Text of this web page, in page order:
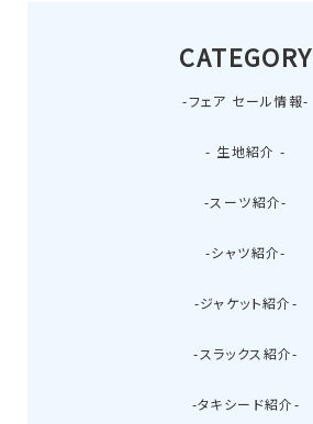
CATEGORY
-フェア セール情報-
- 生地紹介 -
-スーツ紹介-
-シャツ紹介-
-ジャケット紹介-
-スラックス紹介-
-タキシード紹介-